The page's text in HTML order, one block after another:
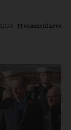
35 commentaires